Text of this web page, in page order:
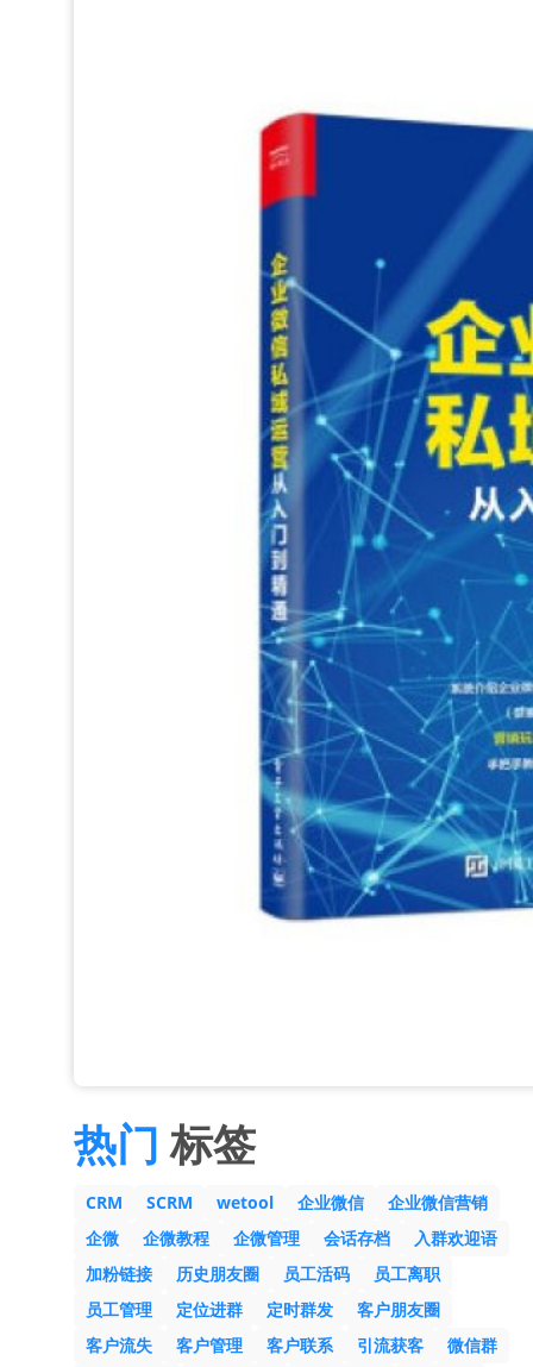
热门 标签
CRM SCRM wetool 企业微信
企业微信营销
企微
企微教程 企微管理 会话存档
入群欢迎语
加粉链接
历史朋友圈 员工活码
员工离职
员工管理
定位进群 定时群发
客户朋友圈
客户流失
客户管理 客户联系 引流获客
微信群